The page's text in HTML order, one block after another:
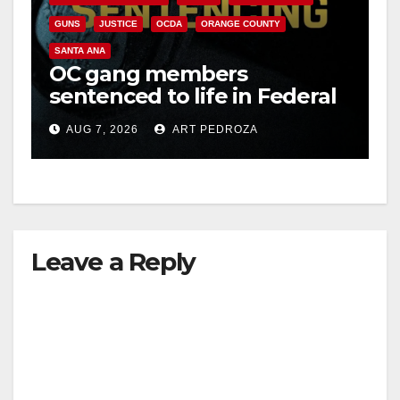
GUNS JUSTICE OCDA ORANGE COUNTY
SANTA ANA
OC gang members
sentenced to life in Federal
prison over Mexican Mafia
hitAUG 7, 2026 ART PEDROZA
Leave a Reply